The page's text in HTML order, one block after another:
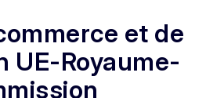
et de
UE-Royaume-